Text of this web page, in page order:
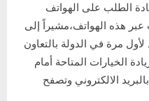
الطلب على الهواتف
عبر هذه الهواتف،مشيراً إلى
مرة في الدولة بالتعاون
الخيارات المتاحة أمام
الالكتروني وتصفح